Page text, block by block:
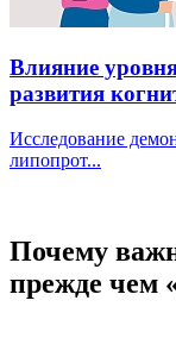
Влияние
развития
Исследование
липопрот...
Почему
прежде чем